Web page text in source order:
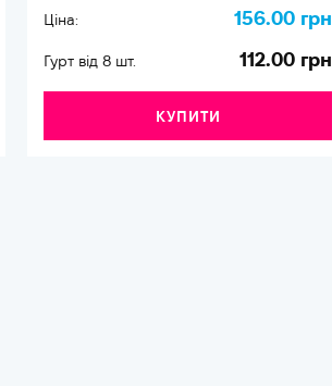
Ціна: 156.00 грн
Гурт від 8 шт. 112.00 грн
КУПИТИ